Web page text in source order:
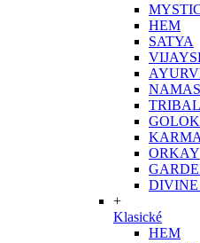
HEM
SATYA
ORKAY
DIVINE
+
Klasické
HEM